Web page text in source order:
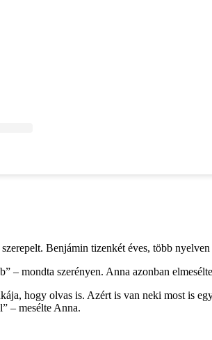
Benjámin tizenkét éves, több nyelven
mondta szerényen. Anna azonban
hogy olvas is. Azért is van neki most is
– mesélte Anna.